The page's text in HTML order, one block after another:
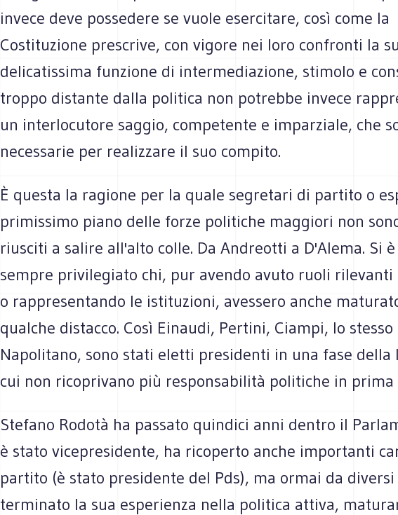
invece deve possedere se vuole esercitare, così come la
Costituzione prescrive, con vigore nei loro confronti la
delicatissima funzione di intermediazione, stimolo e
troppo distante dalla politica non potrebbe invece
un interlocutore saggio, competente e imparziale, che
necessarie per realizzare il suo compito.
È questa la ragione per la quale segretari di partito o
primissimo piano delle forze politiche maggiori non
riusciti a salire all'alto colle. Da Andreotti a D'Alema. Si
sempre privilegiato chi, pur avendo avuto ruoli rilevanti
o rappresentando le istituzioni, avessero anche
qualche distacco. Così Einaudi, Pertini, Ciampi, lo stesso
Napolitano, sono stati eletti presidenti in una fase della
cui non ricoprivano più responsabilità politiche in prima
Stefano Rodotà ha passato quindici anni dentro il
è stato vicepresidente, ha ricoperto anche importanti
partito (è stato presidente del Pds), ma ormai da diversi
terminato la sua esperienza nella politica attiva,